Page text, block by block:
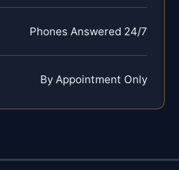
Phones Answered 24/7
By Appointment Only